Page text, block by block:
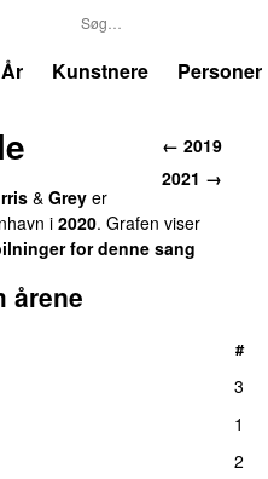
År Kunstnere Personer
← 2019
2021 →
& Grey er
i 2020. Grafen viser
for denne sang
årene
#
3
1
2